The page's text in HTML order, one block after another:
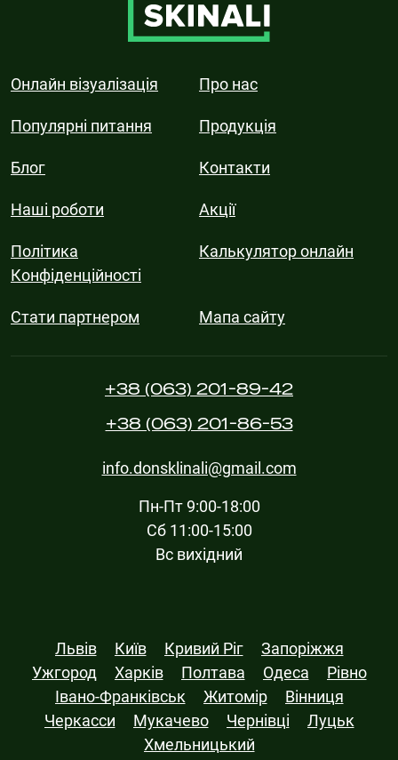
Онлайн візуалізація Про нас
Популярні питання Продукція
Блог Контакти
Наші роботи Акції
Політика
Конфіденційності
Калькулятор онлайн
Стати партнером Мапа сайту
+38 (063) 201-89-42
+38 (063) 201-86-53
info.donsklinali@gmail.com
Пн-Пт 9:00-18:00
Сб 11:00-15:00
Вс вихідний
Львів Київ Кривий Ріг
Запоріжжя
Ужгород
Харків Полтава Одеса
Рівно
Івано-Франківськ
Житомір
Вінниця
Черкасси
Мукачево Чернівці
Луцьк
Хмельницький